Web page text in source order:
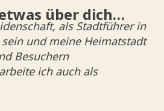
über dich…
als Stadtführer in
und meine Heimatstadt
Besuchern
ich auch als